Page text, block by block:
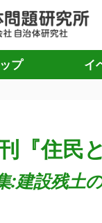
プ イ
『住民
:建設残土